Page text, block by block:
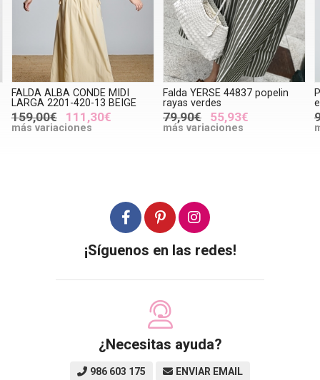
FALDA ALBA CONDE MIDI
LARGA 2201-420-13 BEIGE
159,00€ 111,30€
más variaciones
Falda YERSE 44837 popelin
rayas verdes
79,90€ 55,93€
más variaciones
¡Síguenos en las redes!
¿Necesitas ayuda?
986 603 175 ENVIAR EMAIL